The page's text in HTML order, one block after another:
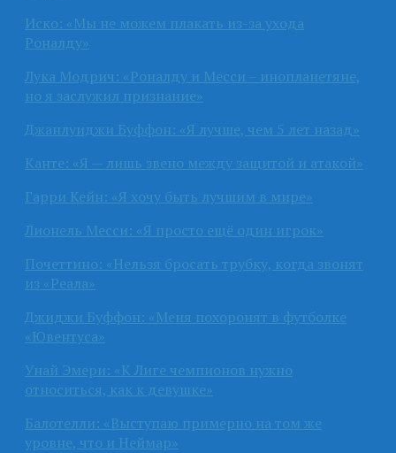
Иско: «Мы не можем плакать из-за ухода
Роналду»
Лука Модрич: «Роналду и Месси – инопланетяне,
но я заслужил признание»
Джанлуиджи Буффон: «Я лучше, чем 5 лет назад»
Канте: «Я — лишь звено между защитой и атакой»
Гарри Кейн: «Я хочу быть лучшим в мире»
Лионель Месси: «Я просто ещё один игрок»
Почеттино: «Нельзя бросать трубку, когда звонят
из «Реала»
Джиджи Буффон: «Меня похоронят в футболке
«Ювентуса»
Унай Эмери: «К Лиге чемпионов нужно
относиться, как к девушке»
Балотелли: «Выступаю примерно на том же
уровне, что и Неймар»